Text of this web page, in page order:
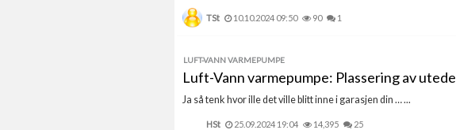
TSt 10.10.2024 09:50 90 1
LUFT-VANN VARMEPUMPE
Luft-Vann varmepumpe: Plassering av
Ja så tenk hvor ille det ville blitt inne i garasjen din … ...
HSt 25.09.2024 19:04 14,395 25